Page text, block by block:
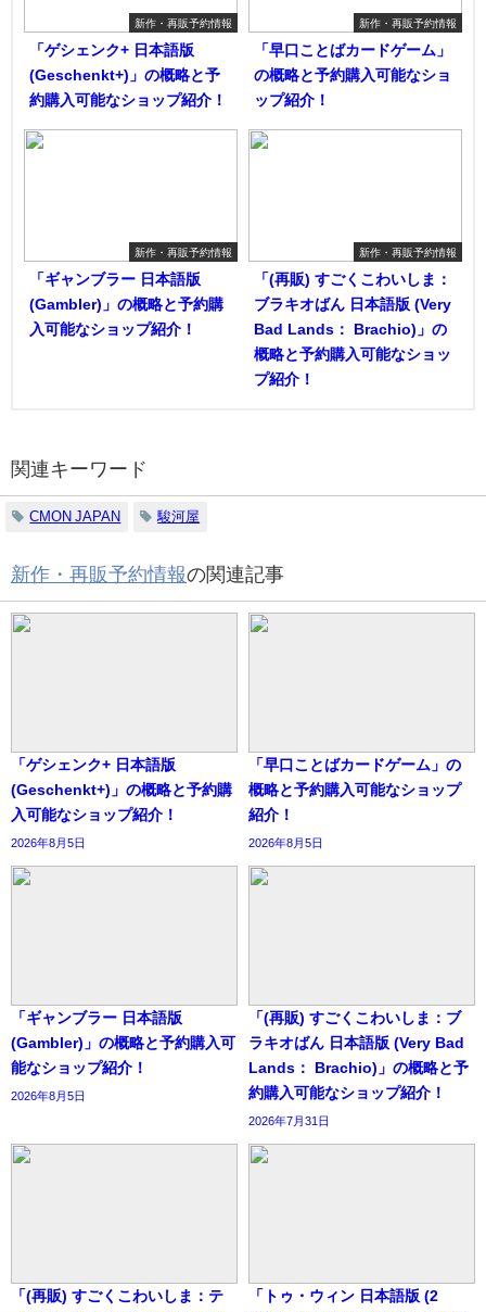
新作・再販予約情報
「ゲシェンク+ 日本語版
(Geschenkt+)」の概略と予
約購入可能なショップ紹介！
新作・再販予約情報
「早口ことばカードゲーム」
の概略と予約購入可能なショ
ップ紹介！
新作・再販予約情報
「ギャンブラー 日本語版
(Gambler)」の概略と予約購
入可能なショップ紹介！
新作・再販予約情報
「(再販) すごくこわいしま：
ブラキオばん 日本語版 (Very
Bad Lands： Brachio)」の
概略と予約購入可能なショッ
プ紹介！
関連キーワード
CMON JAPAN 駿河屋
新作・再販予約情報の関連記事
「ゲシェンク+ 日本語版
(Geschenkt+)」の概略と予約購
入可能なショップ紹介！
2026年8月5日
「早口ことばカードゲーム」の
概略と予約購入可能なショップ
紹介！
2026年8月5日
「ギャンブラー 日本語版
(Gambler)」の概略と予約購入可
能なショップ紹介！
2026年8月5日
「(再販) すごくこわいしま：ブ
ラキオばん 日本語版 (Very Bad
Lands： Brachio)」の概略と予
約購入可能なショップ紹介！
2026年7月31日
「(再販) すごくこわいしま：テ
「トゥ・ウィン 日本語版 (2